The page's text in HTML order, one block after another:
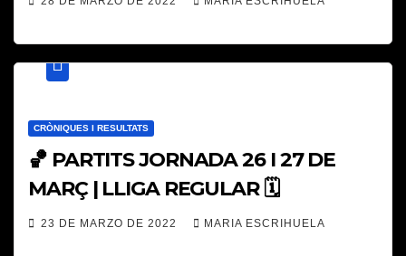
CRÒNIQUES I RESULTATS
🏀 PARTITS JORNADA 26 I 27 DE
MARÇ | LLIGA REGULAR 🗓
23 DE MARZO DE 2022 MARIA ESCRIHUELA